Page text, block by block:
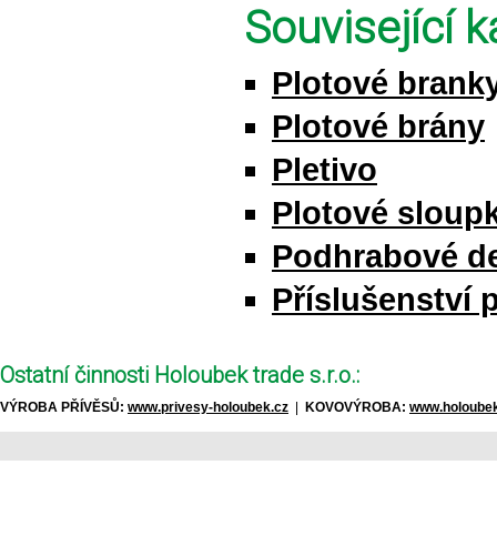
Související
Plotové
Plotové brány
Pletivo
Plotové
Podhrabové
Příslušenství
Ostatní činnosti Holoubek trade s.r.o.:
VÝROBA PŘÍVĚSŮ: www.privesy-holoubek.cz KOVOVÝROBA: